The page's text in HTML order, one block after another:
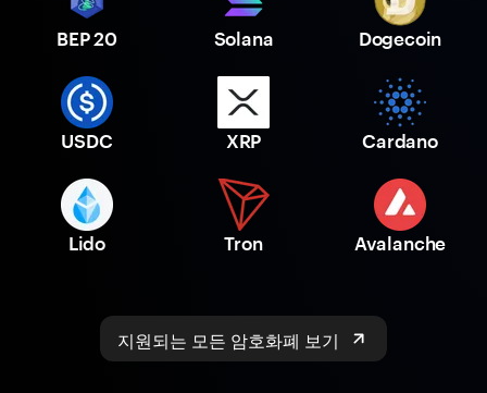
BEP 20 Solana Dogecoin
USDC XRP Cardano
Lido Tron Avalanche
지원되는 모든 암호화폐 보기